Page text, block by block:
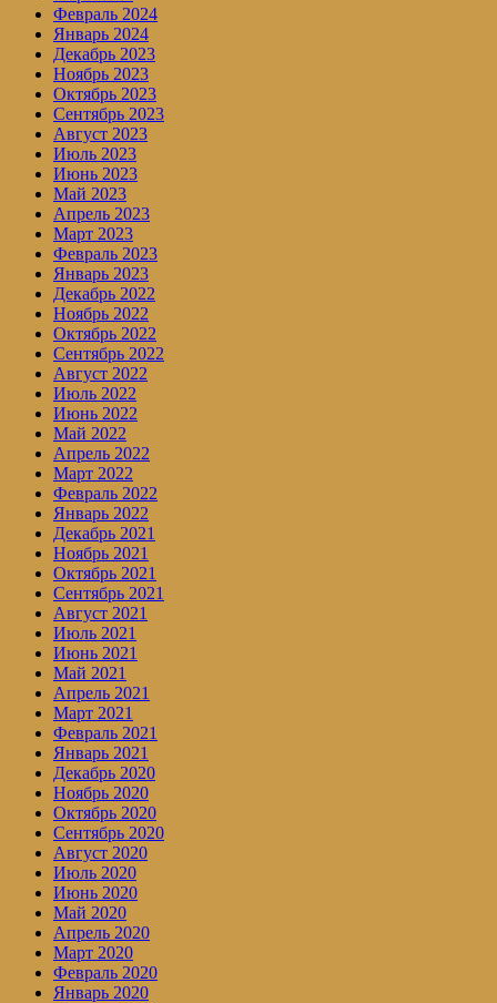
Февраль 2024
Январь 2024
Декабрь 2023
Ноябрь 2023
Октябрь 2023
Сентябрь 2023
Август 2023
Июль 2023
Июнь 2023
Май 2023
Апрель 2023
Март 2023
Февраль 2023
Январь 2023
Декабрь 2022
Ноябрь 2022
Октябрь 2022
Сентябрь 2022
Август 2022
Июль 2022
Июнь 2022
Май 2022
Апрель 2022
Март 2022
Февраль 2022
Январь 2022
Декабрь 2021
Ноябрь 2021
Октябрь 2021
Сентябрь 2021
Август 2021
Июль 2021
Июнь 2021
Май 2021
Апрель 2021
Март 2021
Февраль 2021
Январь 2021
Декабрь 2020
Ноябрь 2020
Октябрь 2020
Сентябрь 2020
Август 2020
Июль 2020
Июнь 2020
Май 2020
Апрель 2020
Март 2020
Февраль 2020
Январь 2020